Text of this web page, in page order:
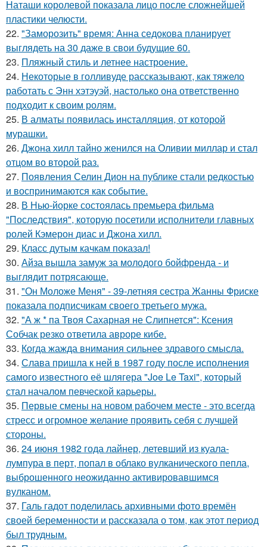
Наташи королевой показала лицо после сложнейшей
пластики челюсти.
22. "Заморозить" время: Анна седокова планирует
выглядеть на 30 даже в свои будущие 60.
23. Пляжный стиль и летнее настроение.
24. Некоторые в голливуде рассказывают, как тяжело
работать с Энн хэтэуэй, настолько она ответственно
подходит к своим ролям.
25. В алматы появилась инсталляция, от которой
мурашки.
26. Джона хилл тайно женился на Оливии миллар и стал
отцом во второй раз.
27. Появления Селин Дион на публике стали редкостью
и воспринимаются как событие.
28. В Нью-йорке состоялась премьера фильма
"Последствия", которую посетили исполнители главных
ролей Кэмерон диас и Джона хилл.
29. Класс дутым качкам показал!
30. Айза вышла замуж за молодого бойфренда - и
выглядит потрясающе.
31. "Он Моложе Меня" - 39-летняя сестра Жанны Фриске
показала подписчикам своего третьего мужа.
32. "А ж * па Твоя Сахарная не Слипнется": Ксения
Собчак резко ответила авроре кибе.
33. Когда жажда внимания сильнее здравого смысла.
34. Слава пришла к ней в 1987 году после исполнения
самого известного её шлягера "Joe Le Taxi", который
стал началом певческой карьеры.
35. Первые смены на новом рабочем месте - это всегда
стресс и огромное желание проявить себя с лучшей
стороны.
36. 24 июня 1982 года лайнер, летевший из куала-
лумпура в перт, попал в облако вулканического пепла,
выброшенного неожиданно активировавшимся
вулканом.
37. Галь гадот поделилась архивными фото времён
своей беременности и рассказала о том, как этот период
был трудным.